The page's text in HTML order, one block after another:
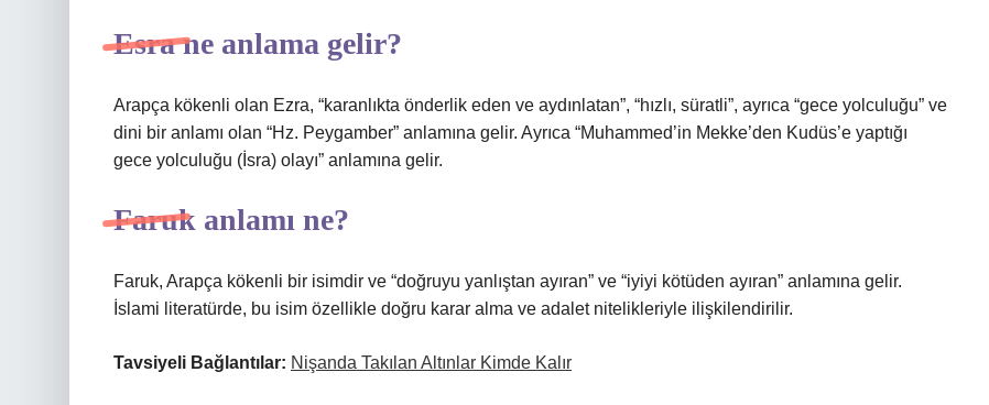
Esra ne anlama gelir?
Arapça kökenli olan Ezra, “karanlıkta önderlik eden ve aydınlatan”, “hızlı, süratli”, ayrıca “gece yolculuğu” ve
dini bir anlamı olan “Hz. Peygamber” anlamına gelir. Ayrıca “Muhammed’in Mekke’den Kudüs’e yaptığı
gece yolculuğu (İsra) olayı” anlamına gelir.
Faruk anlamı ne?
Faruk, Arapça kökenli bir isimdir ve “doğruyu yanlıştan ayıran” ve “iyiyi kötüden ayıran” anlamına gelir.
İslami literatürde, bu isim özellikle doğru karar alma ve adalet nitelikleriyle ilişkilendirilir.
Tavsiyeli Bağlantılar: Nişanda Takılan Altınlar Kimde Kalır